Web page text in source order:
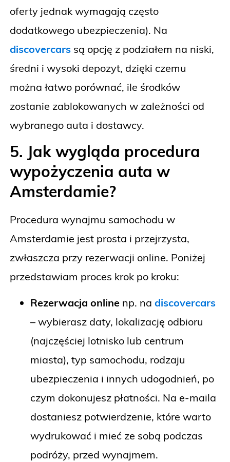
oferty jednak wymagają często
dodatkowego ubezpieczenia). Na
discovercars są opcję z podziałem na niski,
średni i wysoki depozyt, dzięki czemu
można łatwo porównać, ile środków
zostanie zablokowanych w zależności od
wybranego auta i dostawcy.
5. Jak wygląda procedura
wypożyczenia auta w
Amsterdamie?
Procedura wynajmu samochodu w
Amsterdamie jest prosta i przejrzysta,
zwłaszcza przy rezerwacji online. Poniżej
przedstawiam proces krok po kroku:
Rezerwacja online np. na discovercars
– wybierasz daty, lokalizację odbioru
(najczęściej lotnisko lub centrum
miasta), typ samochodu, rodzaju
ubezpieczenia i innych udogodnień, po
czym dokonujesz płatności. Na e-maila
dostaniesz potwierdzenie, które warto
wydrukować i mieć ze sobą podczas
podróży, przed wynajmem.